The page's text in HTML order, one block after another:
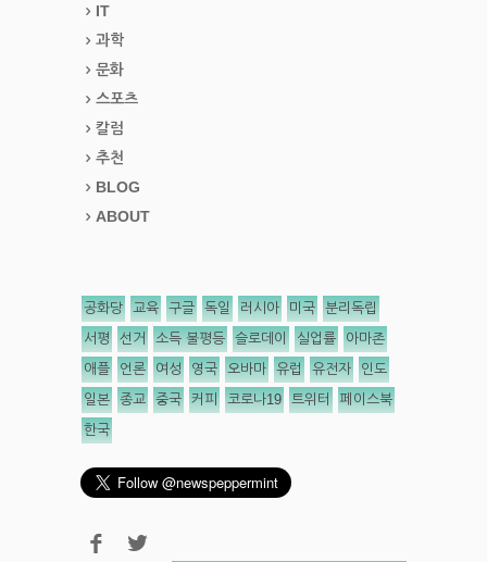
IT
과학
문화
스포츠
칼럼
추천
BLOG
ABOUT
공화당 교육 구글 독일 러시아 미국 분리독립
서평 선거 소득 불평등 슬로데이 실업률 아마존
애플 언론 여성 영국 오바마 유럽 유전자 인도
일본 종교 중국 커피 코로나19 트위터 페이스북
한국